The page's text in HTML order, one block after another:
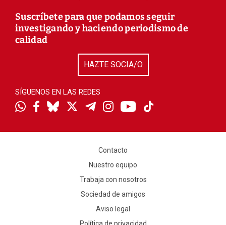
Suscríbete para que podamos seguir
investigando y haciendo periodismo de
calidad
HAZTE SOCIA/O
SÍGUENOS EN LAS REDES
Contacto
Nuestro equipo
Trabaja con nosotros
Sociedad de amigos
Aviso legal
Política de privacidad